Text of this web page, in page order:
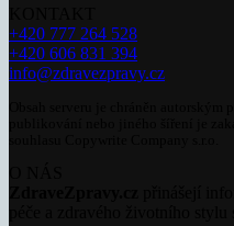
+420 777 264 528
+420 606 831 394
info@zdravezpravy.cz